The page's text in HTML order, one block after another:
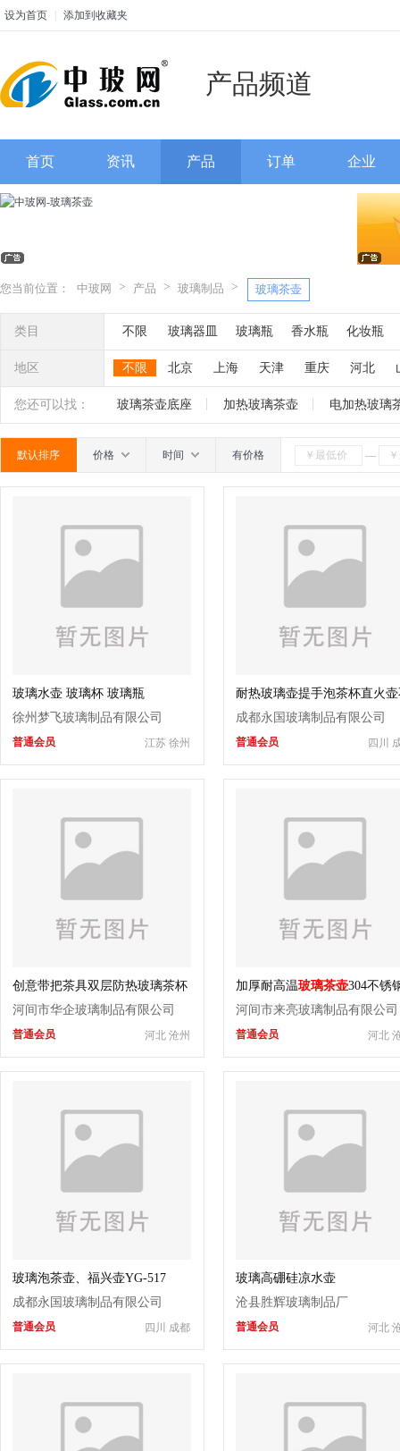
设为首页 添加到收藏夹
产品频道
首页 资讯 产品 订单 企业
您当前位置： 中玻网 > 产品 > 玻璃制品 > 玻璃茶壶
类目 不限 玻璃器皿 玻璃瓶 香水瓶 化妆瓶
玻璃灯罩 玻璃管 玻璃灯具 玻璃制品
玻璃珠 圣诞挂件 水晶挂件 玻璃饰品 玻
地区 不限 北京 上海 天津 重庆 河北
南 广东 江西 四川 海南 贵州
您还可以找： 玻璃茶壶底座 加热玻璃茶壶 电加热玻璃
默认排序 价格 时间 有价格 —
玻璃水壶 玻璃杯 玻璃瓶
徐州梦飞玻璃制品有限公司
江苏 徐州
普通会员
耐热玻璃壶提手泡茶杯直火
锈钢手柄电陶炉天然气烧水壶
成都永国玻璃制品有限公司
四川
普通会员
创意带把茶具双层防热玻璃茶杯
耐热玻璃茶具
河间市华企玻璃制品有限公司
河北 沧州
普通会员
加厚耐高温玻璃茶壶304不锈
茶漏茶水分离泡茶壶功夫茶
壶养生壶办公室家用茶具
河间市来亮玻璃制品有限公司
河北
普通会员
玻璃泡茶壶、福兴壶YG-517
成都永国玻璃制品有限公司
四川 成都
普通会员
玻璃高硼硅凉水壶
沧县胜辉玻璃制品厂
河北
普通会员